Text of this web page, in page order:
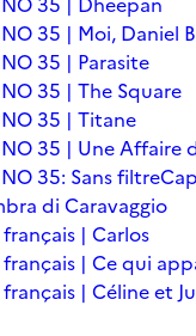
35 | Moi, Daniel
35 | Parasite
35 | The Square
35 | Titane
35 | Une Affaire
35: Sans filtre
di Caravaggio
| Carlos
| Ce qui
| Céline et